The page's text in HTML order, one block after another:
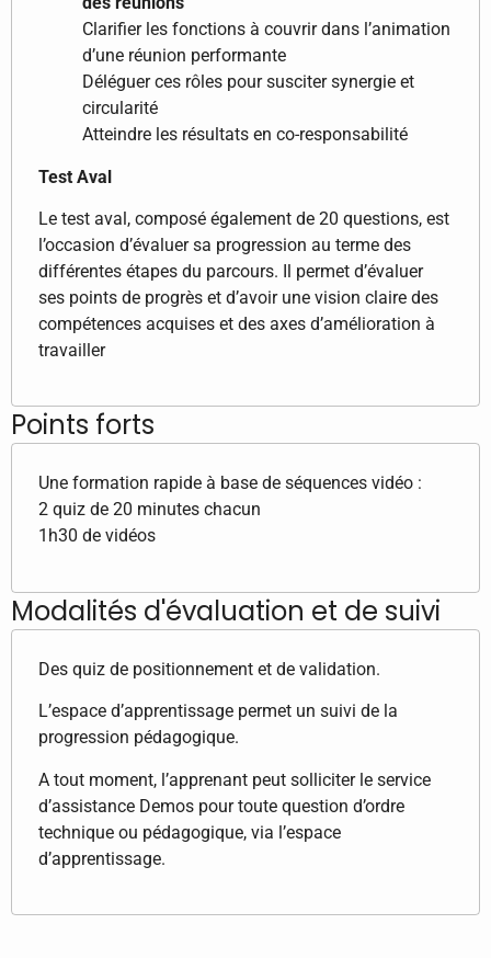
Clarifier les fonctions à couvrir dans l’animation
d’une réunion performante
Déléguer ces rôles pour susciter synergie et
circularité
Atteindre les résultats en co-responsabilité
Test Aval
Le test aval, composé également de 20 questions, est
l’occasion d’évaluer sa progression au terme des
différentes étapes du parcours. Il permet d’évaluer
ses points de progrès et d’avoir une vision claire des
compétences acquises et des axes d’amélioration à
travailler
Points forts
Une formation rapide à base de séquences vidéo :
2 quiz de 20 minutes chacun
1h30 de vidéos
Modalités d'évaluation et de suivi
Des quiz de positionnement et de validation.
L’espace d’apprentissage permet un suivi de la
progression pédagogique.
A tout moment, l’apprenant peut solliciter le service
d’assistance Demos pour toute question d’ordre
technique ou pédagogique, via l’espace
d’apprentissage.